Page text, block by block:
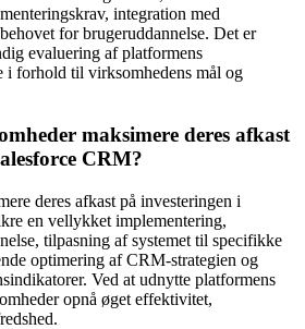
integration med
for brugeruddannelse. Det er
evaluering af platformens
i forhold til virksomhedens mål og
maksimere deres afkast
CRM?
deres afkast på investeringen i
en vellykket implementering,
tilpasning af systemet til specifikke
optimering af CRM-strategien og
Ved at udnytte platformens
opnå øget effektivitet,